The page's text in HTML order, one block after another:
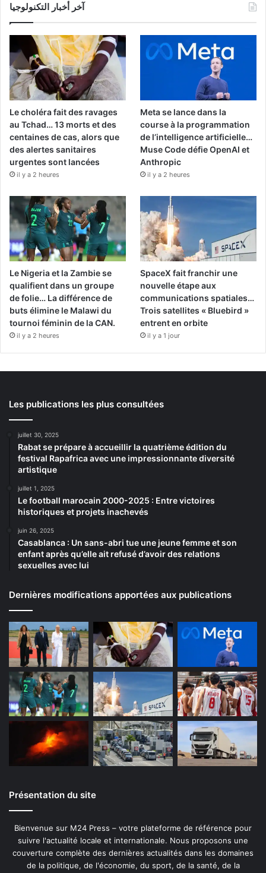
آخر أخبار التكنولوجيا
Le choléra fait des ravages
au Tchad… 13 morts et des
centaines de cas, alors que
des alertes sanitaires
urgentes sont lancées
il y a 2 heures
Meta se lance dans la
course à la programmation
de l’intelligence artificielle…
Muse Code défie OpenAI et
Anthropic
il y a 2 heures
Le Nigeria et la Zambie se
qualifient dans un groupe
de folie… La différence de
buts élimine le Malawi du
tournoi féminin de la CAN.
il y a 2 heures
SpaceX fait franchir une
nouvelle étape aux
communications spatiales…
Trois satellites « Bluebird »
entrent en orbite
il y a 1 jour
Les publications les plus consultées
juillet 30, 2025
Rabat se prépare à accueillir la quatrième édition du
festival Rapafrica avec une impressionnante diversité
artistique
juillet 1, 2025
Le football marocain 2000-2025 : Entre victoires
historiques et projets inachevés
juin 26, 2025
Casablanca : Un sans-abri tue une jeune femme et son
enfant après qu’elle ait refusé d’avoir des relations
sexuelles avec lui
Dernières modifications apportées aux publications
Présentation du site
Bienvenue sur M24 Press – votre plateforme de référence pour
suivre l'actualité locale et internationale. Nous proposons une
couverture complète des dernières actualités dans les domaines
de la politique, de l'économie, du sport, de la santé, de la